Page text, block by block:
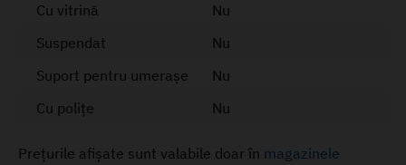
Cu vitrină
Nu
Suspendat
Nu
Suport pentru umerașe
Nu
Cu polițe
Nu
Prețurile afișate sunt valabile doar în magazinele